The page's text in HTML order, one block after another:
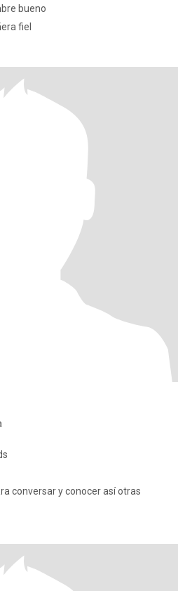
bueno
fiel
conversar y conocer así otras